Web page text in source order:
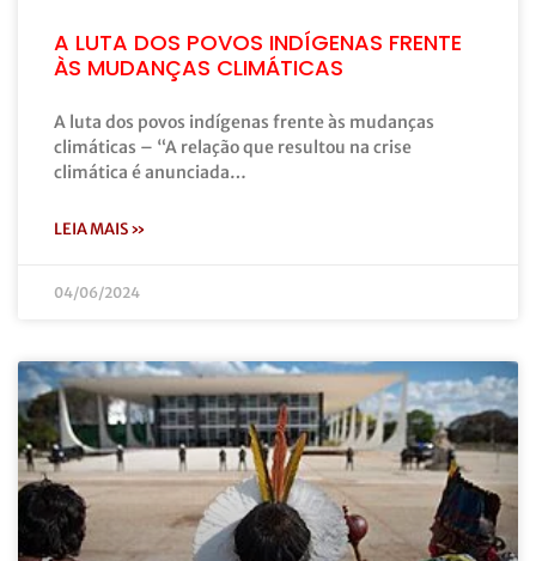
A LUTA DOS POVOS INDÍGENAS FRENTE
ÀS MUDANÇAS CLIMÁTICAS
A luta dos povos indígenas frente às mudanças
climáticas – “A relação que resultou na crise
climática é anunciada…
LEIA MAIS »
04/06/2024